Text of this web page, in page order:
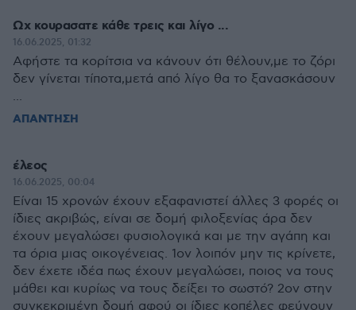
Ωχ κουρασατε κάθε τρεις και λίγο ...
16.06.2025, 01:32
Αφήστε τα κορίτσια να κάνουν ότι θέλουν,με το ζόρι
δεν γίνεται τίποτα,μετά από λίγο θα το ξανασκάσουν
...
ΑΠΑΝΤΗΣΗ
έλεος
16.06.2025, 00:04
Είναι 15 χρονών έχουν εξαφανιστεί άλλες 3 φορές οι
ίδιες ακριβώς, είναι σε δομή φιλοξενίας άρα δεν
έχουν μεγαλώσει φυσιολογικά και με την αγάπη και
τα όρια μιας οικογένειας. 1ον λοιπόν μην τις κρίνετε,
δεν έχετε ιδέα πως έχουν μεγαλώσει, ποιος να τους
μάθει και κυρίως να τους δείξει το σωστό? 2ον στην
συγκεκριμένη δομή αφού οι ίδιες κοπέλες φεύγουν